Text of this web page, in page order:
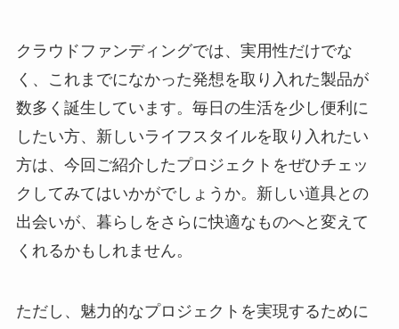
クラウドファンディングでは、実用性だけでな
く、これまでになかった発想を取り入れた製品が
数多く誕生しています。毎日の生活を少し便利に
したい方、新しいライフスタイルを取り入れたい
方は、今回ご紹介したプロジェクトをぜひチェッ
クしてみてはいかがでしょうか。新しい道具との
出会いが、暮らしをさらに快適なものへと変えて
くれるかもしれません。
ただし、魅力的なプロジェクトを実現するために